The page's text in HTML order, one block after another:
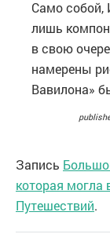
Само собой,
лишь
в свою
намерены
Вавилона»
Запись
которая могла
Путешествий.